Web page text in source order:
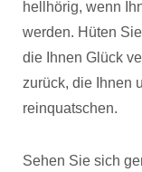
hellhörig, wenn
werden. Hüten
die Ihnen Glück
zurück, die Ihnen
reinquatschen.
Sehen Sie sich